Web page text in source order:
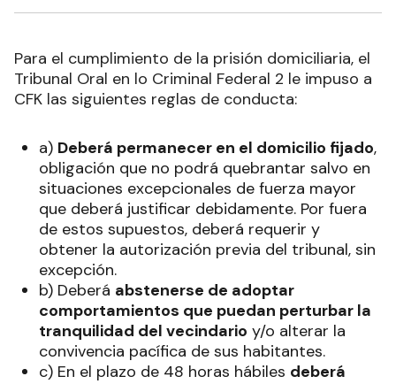
Para el cumplimiento de la prisión domiciliaria, el
Tribunal Oral en lo Criminal Federal 2 le impuso a
CFK las siguientes reglas de conducta:
a) Deberá permanecer en el domicilio fijado,
obligación que no podrá quebrantar salvo en
situaciones excepcionales de fuerza mayor
que deberá justificar debidamente. Por fuera
de estos supuestos, deberá requerir y
obtener la autorización previa del tribunal, sin
excepción.
b) Deberá abstenerse de adoptar
comportamientos que puedan perturbar la
tranquilidad del vecindario y/o alterar la
convivencia pacífica de sus habitantes.
c) En el plazo de 48 horas hábiles deberá